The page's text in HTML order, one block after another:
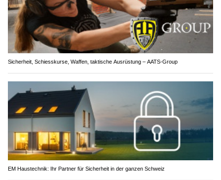
Sicherheit, Schiesskurse, Waffen, taktische Ausrüstung – AATS-Group
EM Haustechnik: Ihr Partner für Sicherheit in der ganzen Schweiz